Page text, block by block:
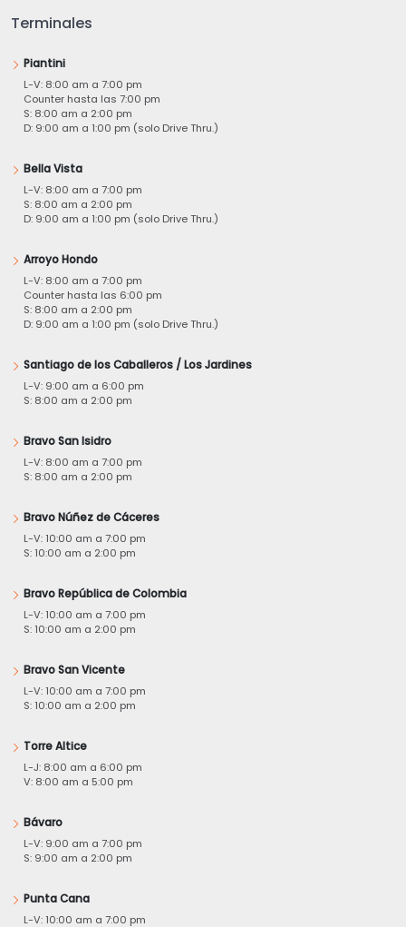
Terminales
Piantini
L-V: 8:00 am a 7:00 pm
Counter hasta las 7:00 pm
S: 8:00 am a 2:00 pm
D: 9:00 am a 1:00 pm (solo Drive Thru.)
Bella Vista
L-V: 8:00 am a 7:00 pm
S: 8:00 am a 2:00 pm
D: 9:00 am a 1:00 pm (solo Drive Thru.)
Arroyo Hondo
L-V: 8:00 am a 7:00 pm
Counter hasta las 6:00 pm
S: 8:00 am a 2:00 pm
D: 9:00 am a 1:00 pm (solo Drive Thru.)
Santiago de los Caballeros / Los Jardines
L-V: 9:00 am a 6:00 pm
S: 8:00 am a 2:00 pm
Bravo San Isidro
L-V: 8:00 am a 7:00 pm
S: 8:00 am a 2:00 pm
Bravo Núñez de Cáceres
L-V: 10:00 am a 7:00 pm
S: 10:00 am a 2:00 pm
Bravo República de Colombia
L-V: 10:00 am a 7:00 pm
S: 10:00 am a 2:00 pm
Bravo San Vicente
L-V: 10:00 am a 7:00 pm
S: 10:00 am a 2:00 pm
Torre Altice
L-J: 8:00 am a 6:00 pm
V: 8:00 am a 5:00 pm
Bávaro
L-V: 9:00 am a 7:00 pm
S: 9:00 am a 2:00 pm
Punta Cana
L-V: 10:00 am a 7:00 pm